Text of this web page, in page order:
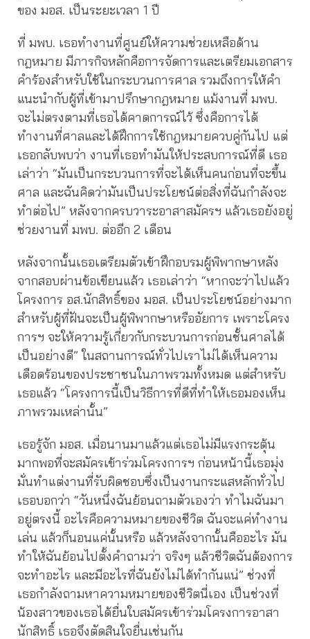
ของ มอส. เป็นระยะเวลา 1 ปี
ที่ มพบ. เธอทำงานที่ศูนย์ให้ความช่วยเหลือด้าน
กฎหมาย มีภารกิจหลักคือการจัดการและเตรียมเอกสาร
คำร้องสำหรับใช้ในกระบวนการศาล รวมถึงการให้คำ
แนะนำกับผู้ที่เข้ามาปรึกษากฎหมาย แม้งานที่ มพบ.
จะไม่ตรงตามที่เธอได้คาดการณ์ไว้ ซึ่งคือการได้
ทำงานที่ศาลและได้ฝึกการใช้กฎหมายควบคู่กันไป แต่
เธอกลับพบว่า งานที่เธอทำมันให้ประสบการณ์ที่ดี เธอ
เล่าว่า “มันเป็นกระบวนการที่จะได้เห็นคนก่อนที่จะขึ้น
ศาล และฉันคิดว่ามันเป็นประโยชน์ต่อสิ่งที่ฉันกำลังจะ
ทำต่อไป” หลังจากครบวาระอาสาสมัครฯ แล้วเธอยังอยู่
ช่วยงานที่ มพบ. ต่ออีก 2 เดือน
หลังจากนั้นเธอเตรียมตัวเข้าฝึกอบรมผู้พิพากษาหลัง
จากสอบผ่านข้อเขียนแล้ว เธอเล่าว่า “หากจะว่าไปแล้ว
โครงการ อส.นักสิทธิ์ของ มอส. เป็นประโยชน์อย่างมาก
สำหรับผู้ที่ฝันจะเป็นผู้พิพากษาหรืออัยการ เพราะโครง
การฯ จะให้ความรู้เกี่ยวกับกระบวนการก่อนชั้นศาลได้
เป็นอย่างดี” ในสถานการณ์ทั่วไปเราไม่ได้เห็นความ
เดือดร้อนของประชาชนในภาพรวมทั้งหมด แต่สำหรับ
เธอแล้ว “โครงการนี้เป็นวิธีการที่ดีที่ทำให้เธอมองเห็น
ภาพรวมเหล่านั้น”
เธอรู้จัก มอส. เมื่อนานมาแล้วแต่เธอไม่มีแรงกระตุ้น
มากพอที่จะสมัครเข้าร่วมโครงการฯ ก่อนหน้านี้เธอมุ่ง
มั่นทำแต่งานที่รับผิดชอบซึ่งเป็นงานกระแสหลักทั่วไป
เธอบอกว่า “วันหนึ่งฉันย้อนถามตัวเองว่า ทำไมฉันมา
อยู่ตรงนี้ อะไรคือความหมายของชีวิต ฉันจะแค่ทำงาน
เล่น แล้วก็นอนแค่นั้นหรือ แล้วหลังจากนั้นคืออะไร มัน
ทำให้ฉันย้อนไปตั้งคำถามว่า จริงๆ แล้วชีวิตฉันต้องการ
จะทำอะไร และมีอะไรที่ฉันยังไม่ได้ทำกันแน่” ช่วงที่
เธอกำลังถามหาความหมายของชีวิตนี่เอง เป็นช่วงที่
น้องสาวของเธอได้ยื่นใบสมัครเข้าร่วมโครงการอาสา
นักสิทธิ์ เธอจึงตัดสินใจยื่นเช่นกัน